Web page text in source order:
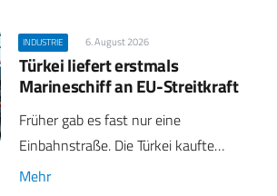
INDUSTRIE 6. August 2026
Türkei liefert erstmals
Marineschiff an EU-Streitkraft
Früher gab es fast nur eine
Einbahnstraße. Die Türkei kaufte…
Mehr